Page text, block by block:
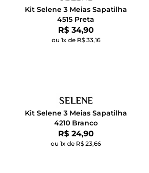
Kit Selene 3 Meias Sapatilha
4515 Preta
Por:
R$ 34,90
ou 1x de R$ 33,16
Kit Selene 3 Meias Sapatilha
4210 Branco
Por:
R$ 24,90
ou 1x de R$ 23,66